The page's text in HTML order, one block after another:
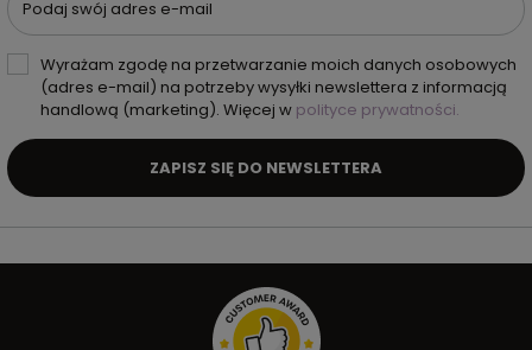
Podaj swój adres e-mail
Wyrażam zgodę na przetwarzanie moich danych osobowych
(adres e-mail) na potrzeby wysyłki newslettera z informacją
handlową (marketing). Więcej w polityce prywatności.
ZAPISZ SIĘ DO NEWSLETTERA